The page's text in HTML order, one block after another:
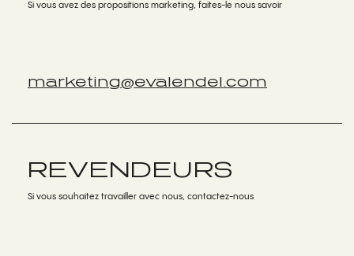
Si vous avez des propositions marketing, faites-le nous savoir
marketing@evalendel.com
REVENDEURS
Si vous souhaitez travailler avec nous, contactez-nous